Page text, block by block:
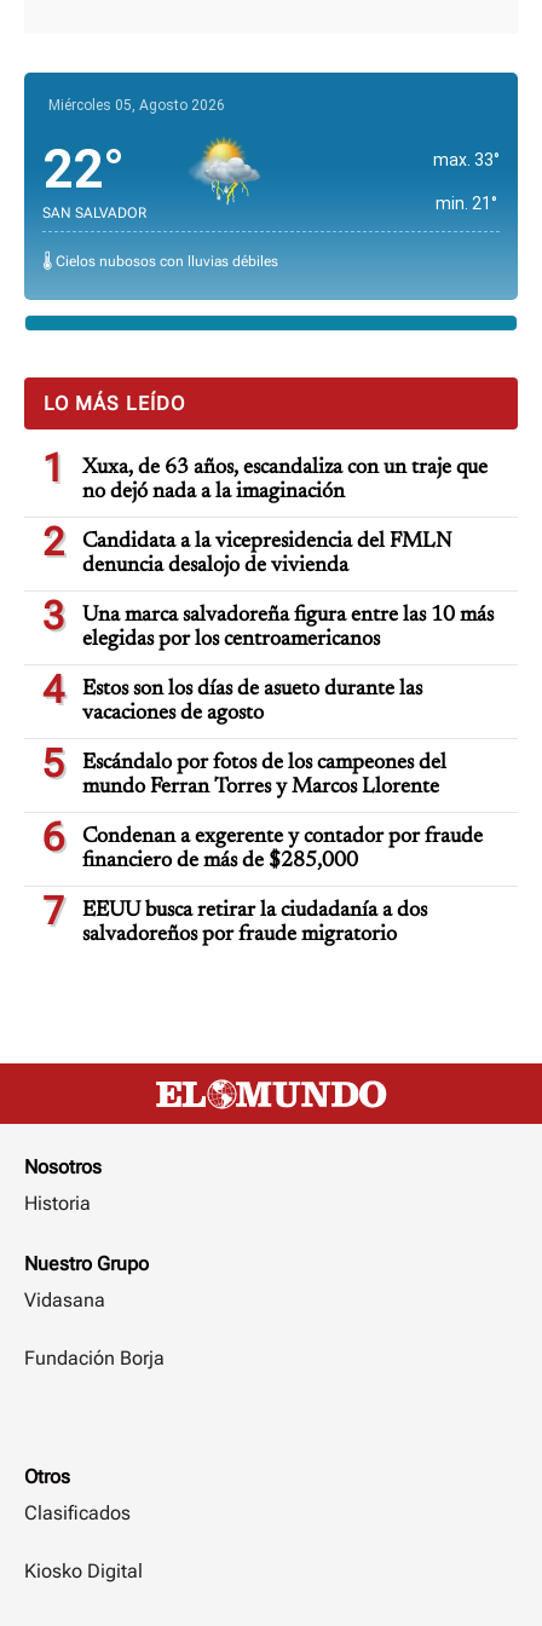
Miércoles 05, Agosto 2026
22°
SAN SALVADOR
max. 33°
min. 21°
🌡️ Cielos nubosos con lluvias débiles
LO MÁS LEÍDO
1
Xuxa, de 63 años, escandaliza con un traje que
no dejó nada a la imaginación
2
Candidata a la vicepresidencia del FMLN
denuncia desalojo de vivienda
3
Una marca salvadoreña figura entre las 10 más
elegidas por los centroamericanos
4
Estos son los días de asueto durante las
vacaciones de agosto
5
Escándalo por fotos de los campeones del
mundo Ferran Torres y Marcos Llorente
6
Condenan a exgerente y contador por fraude
financiero de más de $285,000
7
EEUU busca retirar la ciudadanía a dos
salvadoreños por fraude migratorio
Nosotros
Historia
Nuestro Grupo
Vidasana
Fundación Borja
Otros
Clasificados
Kiosko Digital